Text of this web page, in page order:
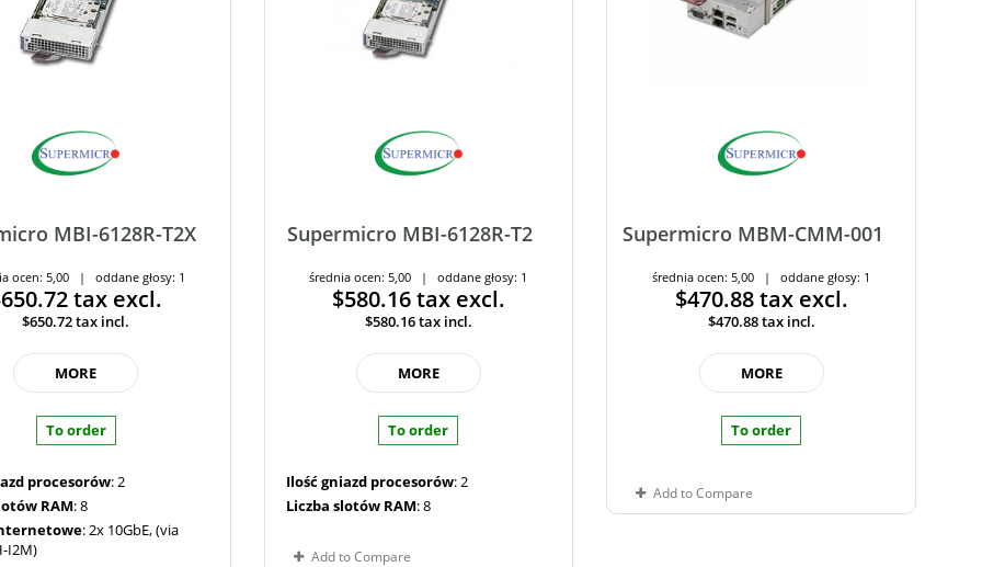
MBI-6128R-T2X
ocen: 5,00 | oddane głosy: 1
tax excl.
$650.72tax incl.
MORE
To order
procesorów: 2
RAM: 8
: 2x 10GbE, (via
I2M)
Supermicro MBI-6128R-T2
średnia ocen: 5,00 | oddane głosy: 1
$580.16tax excl.
$580.16tax incl.
MORE
To order
Ilość gniazd procesorów: 2
Liczba slotów RAM: 8
Add to Compare
Supermicro MBM-CMM-001
średnia ocen: 5,00 | oddane głosy: 1
$470.88tax excl.
$470.88tax incl.
MORE
To order
Add to Compare